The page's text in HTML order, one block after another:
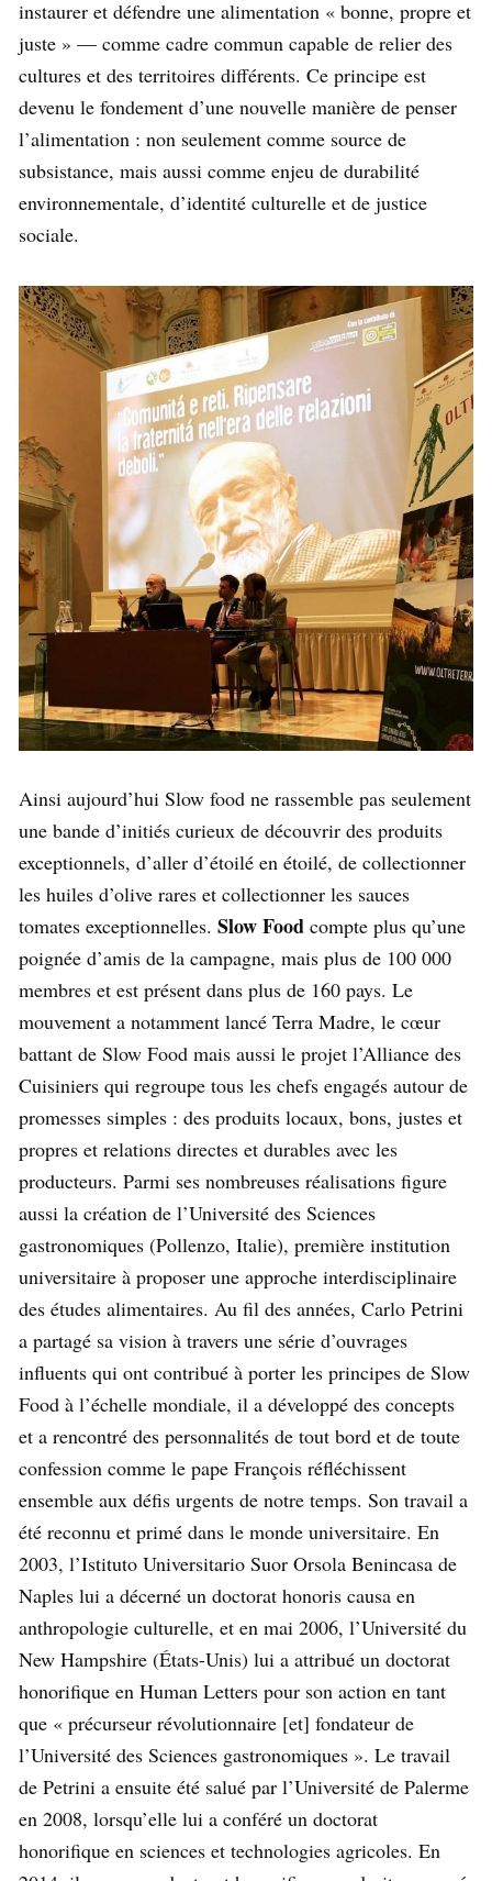
instaurer et défendre une alimentation « bonne, propre et
juste » — comme cadre commun capable de relier des
cultures et des territoires différents. Ce principe est
devenu le fondement d’une nouvelle manière de penser
l’alimentation : non seulement comme source de
subsistance, mais aussi comme enjeu de durabilité
environnementale, d’identité culturelle et de justice
sociale.
Ainsi aujourd’hui Slow food ne rassemble pas seulement
une bande d’initiés curieux de découvrir des produits
exceptionnels, d’aller d’étoilé en étoilé, de collectionner
les huiles d’olive rares et collectionner les sauces
tomates exceptionnelles. Slow Food compte plus qu’une
poignée d’amis de la campagne, mais plus de 100 000
membres et est présent dans plus de 160 pays. Le
mouvement a notamment lancé Terra Madre, le cœur
battant de Slow Food mais aussi le projet l’Alliance des
Cuisiniers qui regroupe tous les chefs engagés autour de
promesses simples : des produits locaux, bons, justes et
propres et relations directes et durables avec les
producteurs. Parmi ses nombreuses réalisations figure
aussi la création de l’Université des Sciences
gastronomiques (Pollenzo, Italie), première institution
universitaire à proposer une approche interdisciplinaire
des études alimentaires. Au fil des années, Carlo Petrini
a partagé sa vision à travers une série d’ouvrages
influents qui ont contribué à porter les principes de Slow
Food à l’échelle mondiale, il a développé des concepts
et a rencontré des personnalités de tout bord et de toute
confession comme le pape François réfléchissent
ensemble aux défis urgents de notre temps. Son travail a
été reconnu et primé dans le monde universitaire. En
2003, l’Istituto Universitario Suor Orsola Benincasa de
Naples lui a décerné un doctorat honoris causa en
anthropologie culturelle, et en mai 2006, l’Université du
New Hampshire (États-Unis) lui a attribué un doctorat
honorifique en Human Letters pour son action en tant
que « précurseur révolutionnaire [et] fondateur de
l’Université des Sciences gastronomiques ». Le travail
de Petrini a ensuite été salué par l’Université de Palerme
en 2008, lorsqu’elle lui a conféré un doctorat
honorifique en sciences et technologies agricoles. En